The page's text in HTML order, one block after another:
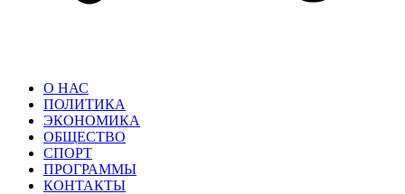
О НАС
ПОЛИТИКА
ЭКОНОМИКА
ОБЩЕСТВО
СПОРТ
ПРОГРАММЫ
КОНТАКТЫ